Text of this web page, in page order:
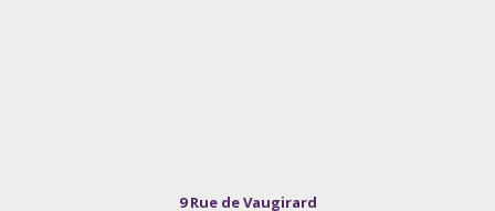
9 Rue de Vaugirard